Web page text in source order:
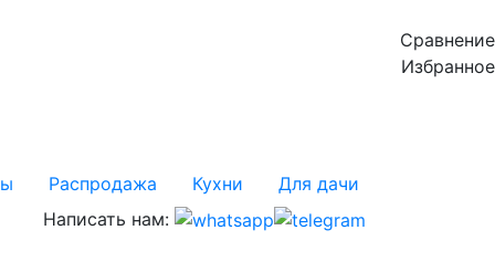
Сравнение
Избранное
Распродажа Кухни
Для дачи
Написать нам: